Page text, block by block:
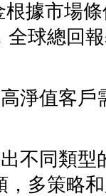
據市場
全球總回
淨值客戶
不同類
多策略